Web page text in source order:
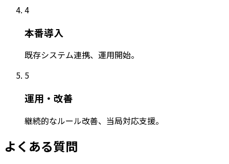
4
本番導入
既存システム連携、運用開始。
5
運用・改善
継続的なルール改善、当局対応支援。
よくある質問